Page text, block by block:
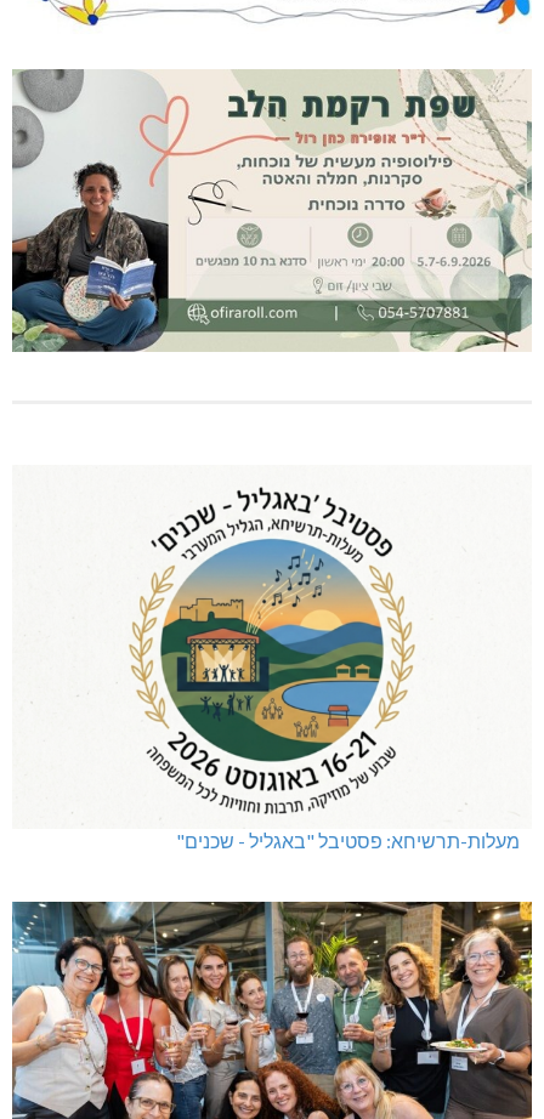
מעלות-תרשיחא: פסטיבל "באגליל - שכנים"